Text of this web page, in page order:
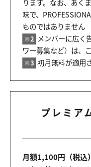
ります。なお、あく
味で、
ものではありません
※2 メンバーに広く
ワー募集など）は、
※3 初月無料が適用
プレミア
月額1,100円（税込）